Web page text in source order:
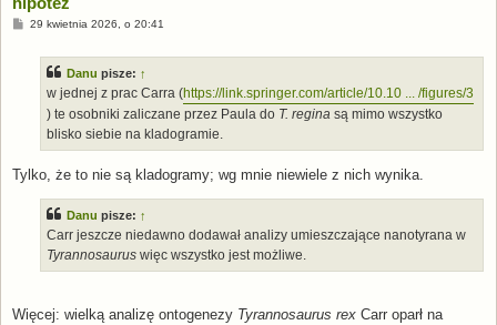
P29 kwietnia 2026, o 20:41
Danu pisze: ↑
w jednej z prac Carra (https://link.springer.com/article/10.10 ... /figures/3
) te osobniki zaliczane przez Paula do T. regina są mimo wszystko
blisko siebie na kladogramie.
Tylko, że to nie są kladogramy; wg mnie niewiele z nich wynika.
Danu pisze: ↑
Carr jeszcze niedawno dodawał analizy umieszczające nanotyrana w
Tyrannosaurus więc wszystko jest możliwe.
Więcej: wielką analizę ontogenezy Tyrannosaurus rex Carr oparł na